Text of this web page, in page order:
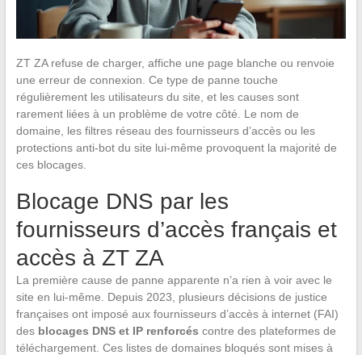
ZT ZA refuse de charger, affiche une page blanche ou renvoie
une erreur de connexion. Ce type de panne touche
régulièrement les utilisateurs du site, et les causes sont
rarement liées à un problème de votre côté. Le nom de
domaine, les filtres réseau des fournisseurs d’accès ou les
protections anti-bot du site lui-même provoquent la majorité de
ces blocages.
Blocage DNS par les
fournisseurs d’accès français et
accès à ZT ZA
La première cause de panne apparente n’a rien à voir avec le
site en lui-même. Depuis 2023, plusieurs décisions de justice
françaises ont imposé aux fournisseurs d’accès à internet (FAI)
des blocages DNS et IP renforcés contre des plateformes de
téléchargement. Ces listes de domaines bloqués sont mises à